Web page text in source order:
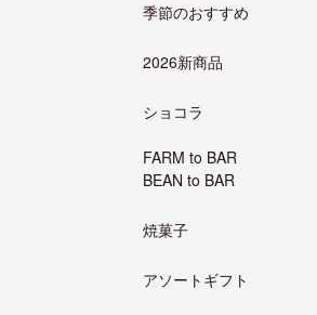
季節のおすすめ
2026新商品
ショコラ
FARM to BAR
BEAN to BAR
焼菓子
アソートギフト